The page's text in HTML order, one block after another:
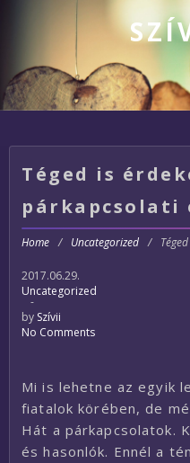
Téged is
párkapcsolati
Home / Uncategorized /
2017.06.29.
Uncategorized
-
by Szívii
No Comments
Mi is lehetne az egyik
fiatalok körében, de
Hát a párkapcsolatok.
és hasonlók. Ennél a